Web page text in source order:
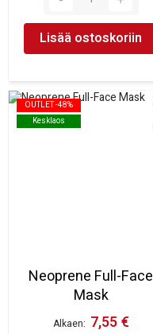
Lisää ostoskoriin
OUTLET -48%
Kesklaos
OUTLET -48%
Kesklaos
Neoprene Full-Face
Mask
Alkaen 7,55 €